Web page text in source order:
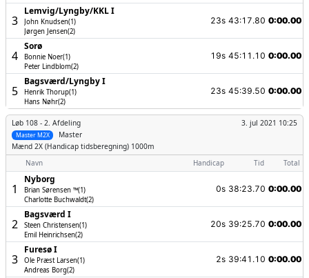
3
Lemvig/­Lyngby/­KKL I
John Knudsen(1)
Jørgen Jensen(2)
23s 43:17.80 0:00.00
4
Sorø
Bonnie Noer(1)
Peter Lindblom(2)
19s 45:11.10 0:00.00
5
Bagsværd/­Lyngby I
Henrik Thorup(1)
Hans Nøhr(2)
23s 45:39.50 0:00.00
Løb 108 - 2. Afdeling
Master
3. jul 2021 10:25
Master M2X
Mænd 2X (Handicap tidsberegning) 1000m
Navn
Handicap Tid Total
1
Nyborg
Brian Sørensen ™(1)
Charlotte Buchwaldt(2)
0s 38:23.70 0:00.00
2
Bagsværd I
Steen Christensen(1)
Emil Heinrichsen(2)
20s 39:25.70 0:00.00
3
Furesø I
Ole Præst Larsen(1)
Andreas Borg(2)
2s 39:41.10 0:00.00